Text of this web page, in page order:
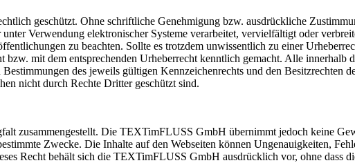
geschützt. Ohne schriftliche Genehmigung bzw. ausdrückliche
Verwendung elektronischer Systeme verarbeitet, vervielfältigt oder
zu beachten. Sollte es trotzdem unwissentlich zu einer
mit dem entsprechenden Urheberrecht kenntlich gemacht. Alle innerhalb
des jeweils gültigen Kennzeichenrechts und den Besitzrechten
nicht durch Rechte Dritter geschützt sind.
zusammengestellt. Die TEXTimFLUSS GmbH übernimmt jedoch keine
Zwecke. Die Inhalte auf den Webseiten können Ungenauigkeiten,
Recht behält sich die TEXTimFLUSS GmbH ausdrücklich vor, ohne dass